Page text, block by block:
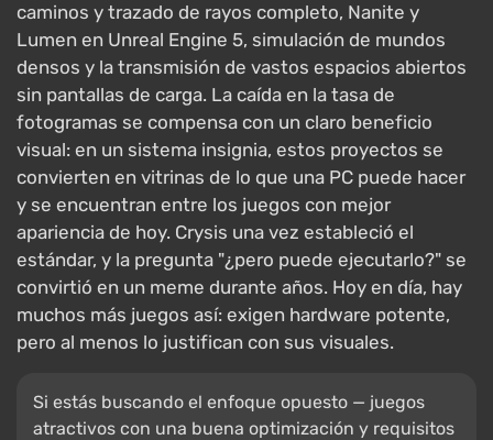
caminos y trazado de rayos completo, Nanite y
Lumen en Unreal Engine 5, simulación de mundos
densos y la transmisión de vastos espacios abiertos
sin pantallas de carga. La caída en la tasa de
fotogramas se compensa con un claro beneficio
visual: en un sistema insignia, estos proyectos se
convierten en vitrinas de lo que una PC puede hacer
y se encuentran entre los juegos con mejor
apariencia de hoy. Crysis una vez estableció el
estándar, y la pregunta "¿pero puede ejecutarlo?" se
convirtió en un meme durante años. Hoy en día, hay
muchos más juegos así: exigen hardware potente,
pero al menos lo justifican con sus visuales.
Si estás buscando el enfoque opuesto — juegos
atractivos con una buena optimización y requisitos